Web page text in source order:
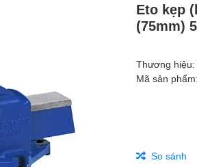
Eto kẹp
(75mm)
Thương hiệu:
Mã sản
So sánh